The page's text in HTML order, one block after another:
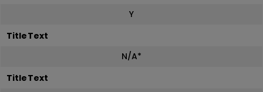
Y
TitleText
N/A*
TitleText